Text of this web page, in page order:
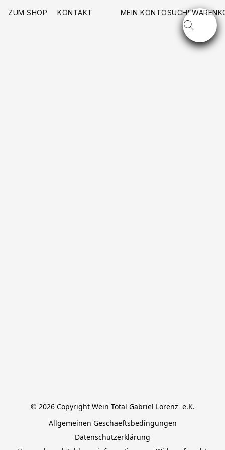
ZUM SHOP KONTAKT MEIN KONTOSUCHE
© 2026 Copyright Wein Total Gabriel Lorenz  e.K.
Allgemeinen Geschaeftsbedingungen
Datenschutzerklärung